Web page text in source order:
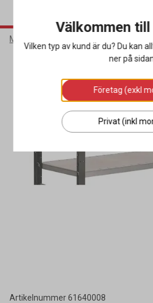
Möbler & Inredning
Artikelnummer61640008
Välkommen
Vilken typ av kund är du? Du kan
ner på
Företag (exkl
Privat (inkl